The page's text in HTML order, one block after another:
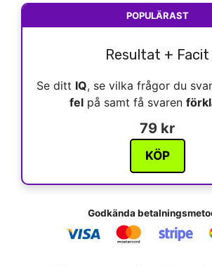
POPULÄRAST
Resultat + Facit
Se ditt IQ, se vilka frågor du
felpå samt få svaren
79 kr
KÖP
Godkända